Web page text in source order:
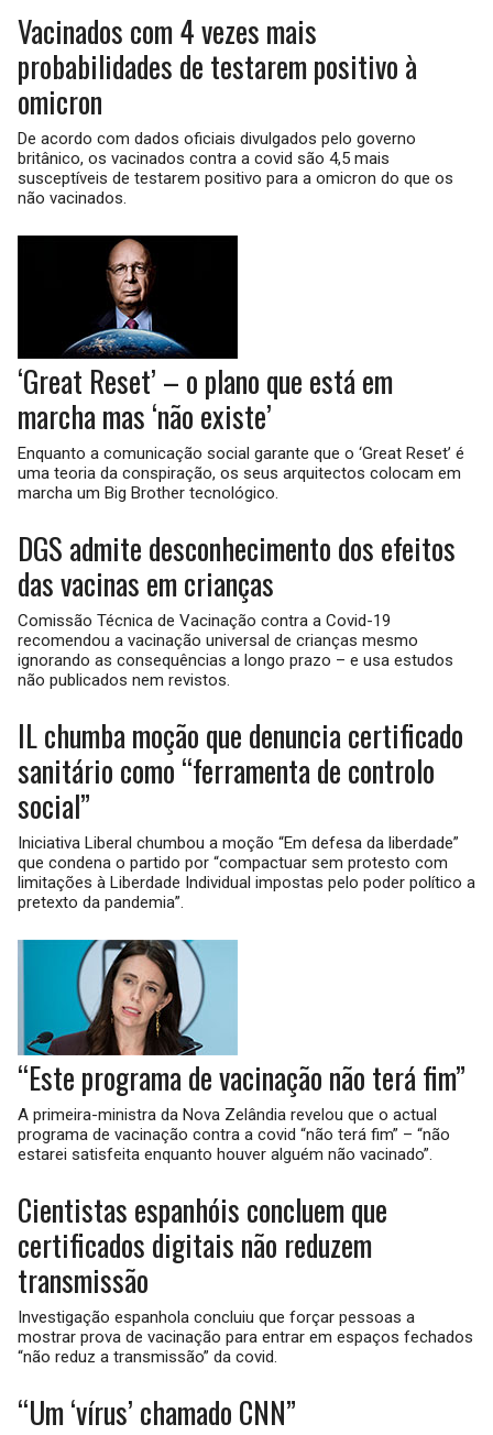
Vacinados com 4 vezes mais
probabilidades de testarem positivo à
omicron
De acordo com dados oficiais divulgados pelo governo
britânico, os vacinados contra a covid são 4,5 mais
susceptíveis de testarem positivo para a omicron do que os
não vacinados.
‘Great Reset’ – o plano que está em
marcha mas ‘não existe’
Enquanto a comunicação social garante que o ‘Great Reset’ é
uma teoria da conspiração, os seus arquitectos colocam em
marcha um Big Brother tecnológico.
DGS admite desconhecimento dos efeitos
das vacinas em crianças
Comissão Técnica de Vacinação contra a Covid-19
recomendou a vacinação universal de crianças mesmo
ignorando as consequências a longo prazo – e usa estudos
não publicados nem revistos.
IL chumba moção que denuncia certificado
sanitário como “ferramenta de controlo
social”
Iniciativa Liberal chumbou a moção “Em defesa da liberdade”
que condena o partido por “compactuar sem protesto com
limitações à Liberdade Individual impostas pelo poder político a
pretexto da pandemia”.
“Este programa de vacinação não terá fim”
A primeira-ministra da Nova Zelândia revelou que o actual
programa de vacinação contra a covid “não terá fim” – “não
estarei satisfeita enquanto houver alguém não vacinado”.
Cientistas espanhóis concluem que
certificados digitais não reduzem
transmissão
Investigação espanhola concluiu que forçar pessoas a
mostrar prova de vacinação para entrar em espaços fechados
“não reduz a transmissão” da covid.
“Um ‘vírus’ chamado CNN”